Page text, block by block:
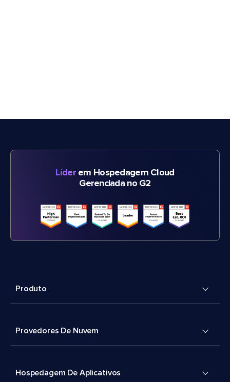
Líderem Hospedagem Cloud
Gerenciada no G2
Produto
Provedores De Nuvem
Hospedagem De Aplicativos